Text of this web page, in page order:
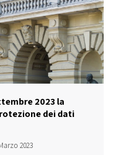
2023 la
dei dati
2023